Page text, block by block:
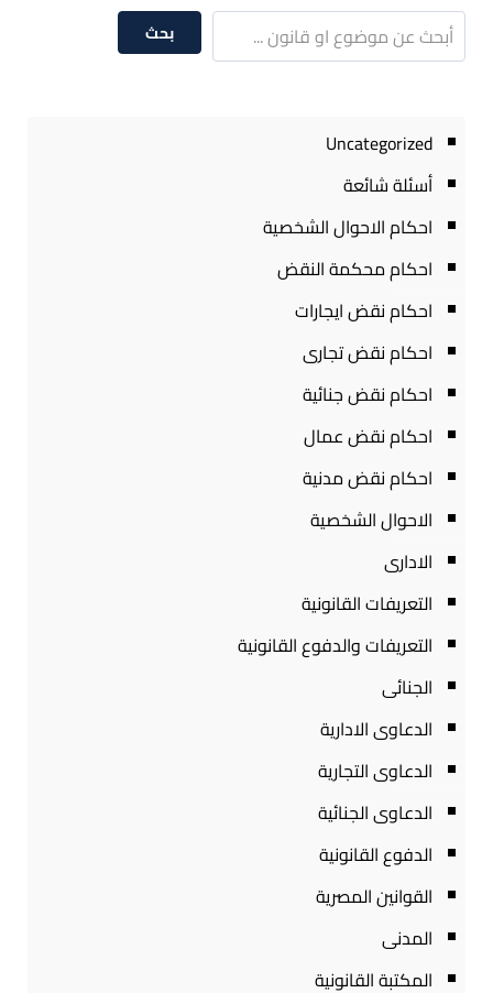
بحث
Uncategorized
أسئلة شائعة
احكام الاحوال الشخصية
احكام محكمة النقض
احكام نقض ايجارات
احكام نقض تجارى
احكام نقض جنائية
احكام نقض عمال
احكام نقض مدنية
الاحوال الشخصية
الادارى
التعريفات القانونية
التعريفات والدفوع القانونية
الجنائى
الدعاوى الادارية
الدعاوى التجارية
الدعاوى الجنائية
الدفوع القانونية
القوانين المصرية
المدنى
المكتبة القانونية